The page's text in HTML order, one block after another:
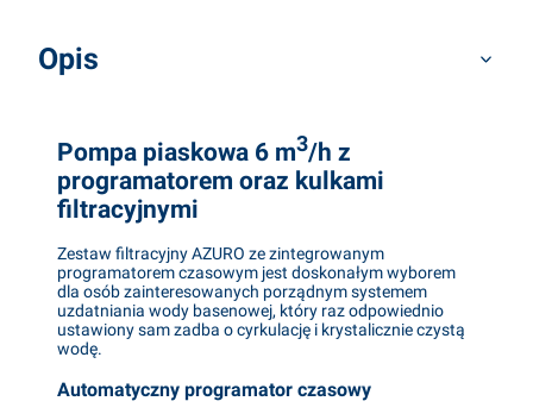
Opis
Pompa piaskowa 6 m3/h z
programatorem oraz kulkami
filtracyjnymi
Zestaw filtracyjny AZURO ze zintegrowanym
programatorem czasowym jest doskonałym wyborem
dla osób zainteresowanych porządnym systemem
uzdatniania wody basenowej, który raz odpowiednio
ustawiony sam zadba o cyrkulację i krystalicznie czystą
wodę.
Automatyczny programator czasowy